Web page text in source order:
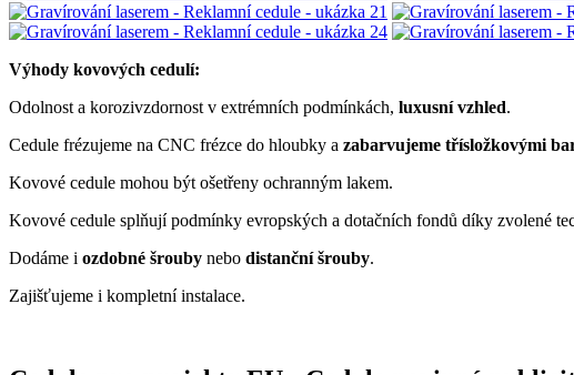
Výhody kovových cedulí:
Odolnost a korozivzdornost v extrémních podmínkách, luxusní vzhled.
Cedule frézujeme na CNC frézce do hloubky a zabarvujeme třísložkovými
Kovové cedule mohou být ošetřeny ochranným lakem.
Kovové cedule splňují podmínky evropských a dotačních fondů díky zvolené
Dodáme i ozdobné šrouby nebo distanční šrouby.
Zajišťujeme i kompletní instalace.